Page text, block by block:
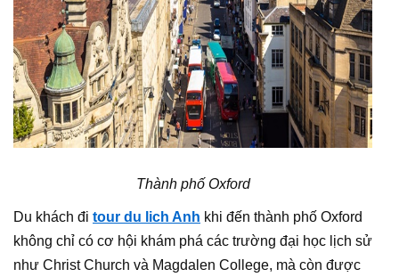
Thành phố Oxford
Du khách đi tour du lich Anh khi đến thành phố Oxford
không chỉ có cơ hội khám phá các trường đại học lịch sử
như Christ Church và Magdalen College, mà còn được